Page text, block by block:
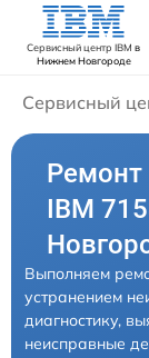
Сервисный центр IBM в
Нижнем Новгороде
Сервисный
Ремонт
IBM
Выполняем
устранением
диагностику,
неисправные